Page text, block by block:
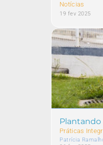
Notícias
19 fev 2025
Plantando
Práticas
Patrícia